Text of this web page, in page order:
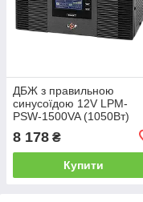
ДБЖ з правильною
синусоїдою 12V LPM-
PSW-1500VA (1050Вт)
8 178 ₴
Купити